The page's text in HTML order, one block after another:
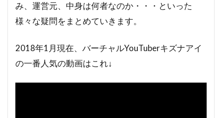
み、運営元、中身は何者なのか・・・といった
様々な疑問をまとめていきます。
2018年1月現在、バーチャルYouTuberキズナアイ
の一番人気の動画はこれ↓